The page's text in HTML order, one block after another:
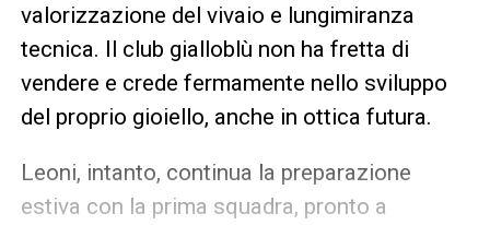
valorizzazione del vivaio e lungimiranza
tecnica. Il club gialloblù non ha fretta di
vendere e crede fermamente nello sviluppo
del proprio gioiello, anche in ottica futura.
Leoni, intanto, continua la preparazione
estiva con la prima squadra, pronto a